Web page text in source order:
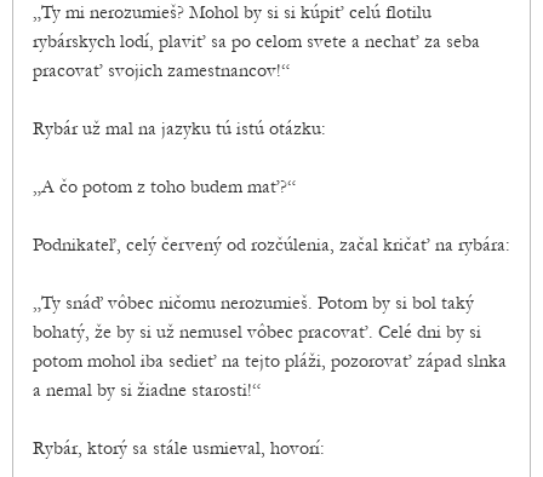
„Ty mi nerozumieš? Mohol by si si kúpiť celú flotilu
rybárskych lodí, plaviť sa po celom svete a nechať za seba
pracovať svojich zamestnancov!“
Rybár už mal na jazyku tú istú otázku:
„A čo potom z toho budem mať?“
Podnikateľ, celý červený od rozčúlenia, začal kričať na rybára:
„Ty snáď vôbec ničomu nerozumieš. Potom by si bol taký
bohatý, že by si už nemusel vôbec pracovať. Celé dni by si
potom mohol iba sedieť na tejto pláži, pozorovať západ slnka
a nemal by si žiadne starosti!“
Rybár, ktorý sa stále usmieval, hovorí: